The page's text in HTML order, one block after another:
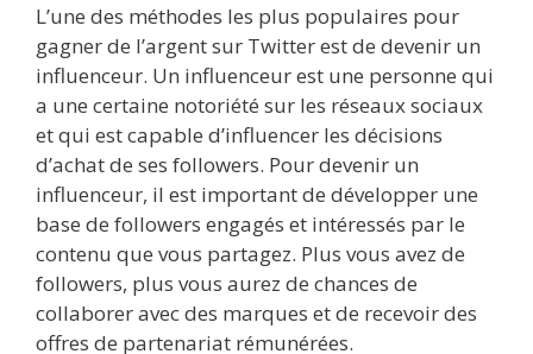
L’une des méthodes les plus populaires pour
gagner de l’argent sur Twitter est de devenir un
influenceur. Un influenceur est une personne qui
a une certaine notoriété sur les réseaux sociaux
et qui est capable d’influencer les décisions
d’achat de ses followers. Pour devenir un
influenceur, il est important de développer une
base de followers engagés et intéressés par le
contenu que vous partagez. Plus vous avez de
followers, plus vous aurez de chances de
collaborer avec des marques et de recevoir des
offres de partenariat rémunérées.